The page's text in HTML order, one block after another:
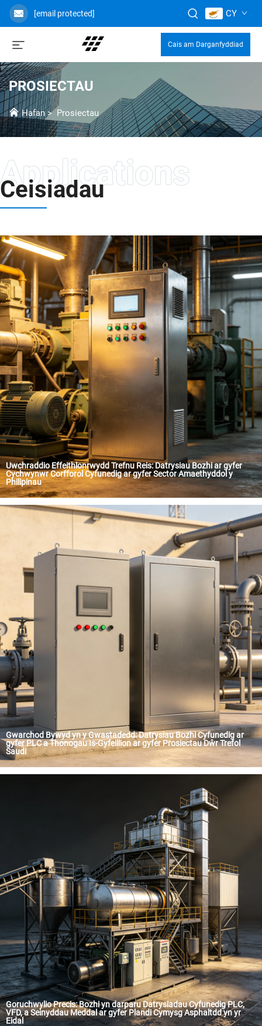
[email protected] CY
Cais am Darganfyddiad
PROSIECTAU
Hafan> Prosiectau
Ceisiadau
Uwchraddio Effeithlonrwydd Trefnu Reis: Datrysiau Bozhi ar gyfer
Cychwynwr Corfforol Cyfunedig ar gyfer Sector Amaethyddol y
Philipinau
Fel un o'r cynhyrchwyr reis mwyaf yn y byd, mae'r Philipinau yn dibynio'n gryf ar effeithlonrwydd eu tyrsiadau amaethyddol. Mewn llinell foddio reis fodern, mae sefydlogrwydd cychwyn corfforau ar gyfer clirwyr, tynwyr croen a thrinwyr cawsod yn hanfodol i gynnal cylch cynhyrchu parhaol. Diweddarlyd, cyflwynodd Technoleg Rheoli Corfforol BoZhi (Bozhi) swm o gabinetiau rheoli corfforol arbennig i glient adnabyddus yn y Philipinau. Trwy integru sawl dull cychwyn â chymponennau CHINT sydd ar gael yn byd-eang, darparodd Bozhi datrysiad sydd yn rhoi blaenoriaeth i hydgarwedd, hawliau cynnal a chadw a symlder gweithrediad.
Gwarchod Bywyd yn y Gwastadedd: Datrysiau Bozhi Cyfunedig ar
gyfer PLC a Thonogau Is-Gyfeillion ar gyfer Prosiectau Dŵr Trefol
Saudi
Cyflwyniad: Yn Nhalaith Saudi Arabia, caiff adnoddau dyfrgylch eu hystyried yn storfa strategol sydd yn gwerthfach na'r olew. Er bod "Saudi Vision 2030" yn yrru'r datblygiad cyfan o seilwaith trefol, mae'r rhaglen yn darparu amgylchedd sydd yn saff, effeithlon a chydnabodwyd yn awtomatig m...
Goruchwylio Precis: Bozhi yn darparu Datrysiadau Cyfunedig PLC,
VFD, a Seinyddau Meddal ar gyfer Plandi Cymysg Asphaltdd yn yr
Eidal